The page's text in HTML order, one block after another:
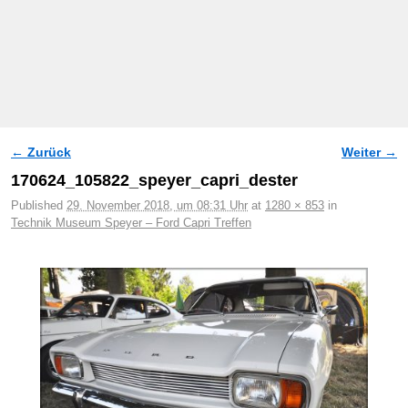
Bilder-Navigation
← Zurück Weiter →
170624_105822_speyer_capri_dester
Published 29. November 2018, um 08:31 Uhr at 1280 × 853 in
Technik Museum Speyer – Ford Capri Treffen